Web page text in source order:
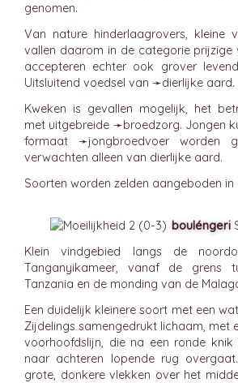
genomen.
Van nature hinderlaagrovers, kleine
vallen daarom in de categorie prijzige
accepteren echter ook grover
Uitsluitend voedsel van ➛dierlijke aard.
Kweken is gevallen mogelijk, het
met uitgebreide ➛broedzorg. Jongen
formaat ➛jongbroedvoerworden
verwachten alleen van dierlijke aard.
Soorten worden zelden aangeboden in
bouléngeri
Klein vindgebied langs de
Tanganyikameer, vanaf de grens
Tanzania en de monding van de
Een duidelijk kleinere soort met een
Zijdelings samengedrukt lichaam, met
voorhoofdslijn, die na een ronde
naar achteren lopende rug
grote, donkere vlekken over het